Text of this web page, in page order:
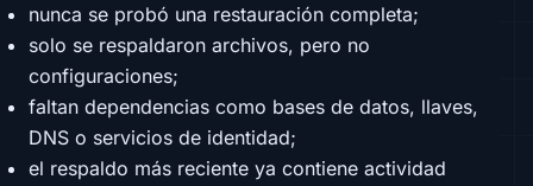
nunca se probó una restauración completa;
solo se respaldaron archivos, pero no
configuraciones;
faltan dependencias como bases de datos, llaves,
DNS o servicios de identidad;
el respaldo más reciente ya contiene actividad